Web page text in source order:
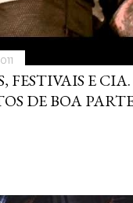
FESTIVAIS E
DE BOA